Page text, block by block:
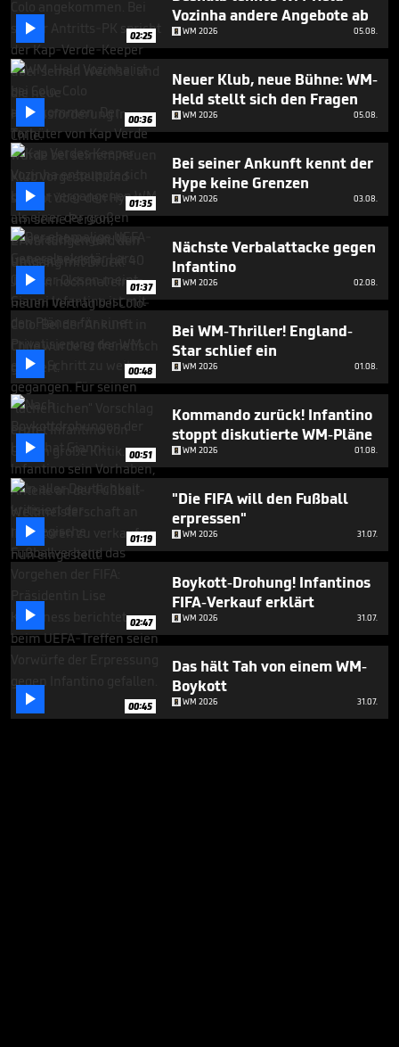
seconds
 02:25
Vozinha andere Angebote ab
WM 2026 05.08.
 00:36
Neuer Klub, neue Bühne: WM-
Held stellt sich den Fragen
WM 2026 05.08.
 01:35
Bei seiner Ankunft kennt der
Hype keine Grenzen
WM 2026 03.08.
 01:37
Nächste Verbalattacke gegen
Infantino
WM 2026 02.08.
 00:48
Bei WM-Thriller! England-
Star schlief ein
WM 2026 01.08.
 00:51
Kommando zurück! Infantino
stoppt diskutierte WM-Pläne
WM 2026 01.08.
 01:19
"Die FIFA will den Fußball
erpressen"
WM 2026 31.07.
 02:47
Boykott-Drohung! Infantinos
FIFA-Verkauf erklärt
WM 2026 31.07.
 00:45
Das hält Tah von einem WM-
Boykott
WM 2026 31.07.